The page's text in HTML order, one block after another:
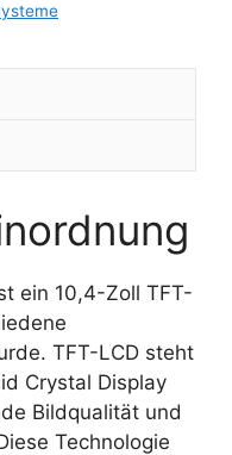
ein 10,4-Zoll TFT-
TFT-LCD steht
Crystal Display
Bildqualität und
Technologie